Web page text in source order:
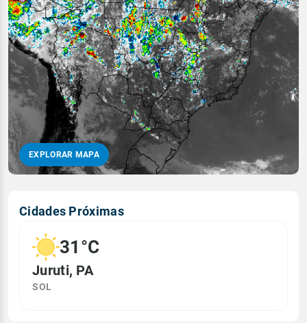
EXPLORAR MAPA
Cidades Próximas
31°C
Juruti, PA
SOL